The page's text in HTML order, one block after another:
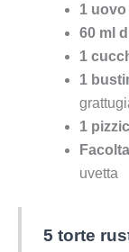
1 uovo
60 ml
1
1
1
uvetta
5 torte